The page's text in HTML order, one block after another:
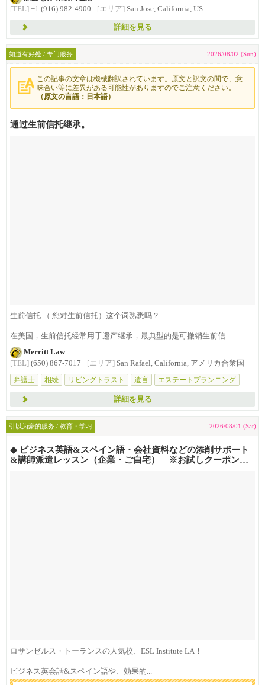
[TEL] +1 (916) 982-4900 [エリア] San Jose, California, US
詳細を見る
知道有好处 / 专门服务 2026/08/02 (Sun)
この記事の文章は機械翻訳されています。原文と訳文の間で、意
味合い等に差異がある可能性がありますのでご注意ください。
（原文の言語：日本語）
通过生前信托继承。
生前信托 （ 您对生前信托）这个词熟悉吗？
在美国，生前信托经常用于遗产继承，最典型的是可撤销生前信...
Merritt Law
[TEL] (650) 867-7017 [エリア] San Rafael, California, アメリカ合衆国
弁護士
相続 リビングトラスト 遺言 エステートプランニング
詳細を見る
引以为豪的服务 / 教育・学习 2026/08/01 (Sat)
◆ ビジネス英語&スペイン語・会社資料などの添削サポート
&講師派遣レッスン（企業・ご自宅） ※お試しクーポンあ
ロサンゼルス・トーランスの人気校、ESL Institute LA！
ビジネス英会話&スペイン語や、効果的...